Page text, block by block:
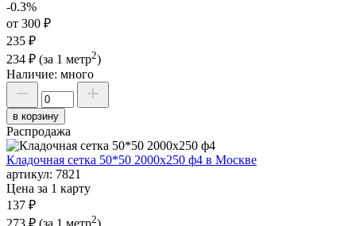
-0.3%
от 300 ₽
235 ₽
234 ₽ (за 1 метр2)
Наличие: много
в корзину
Распродажа
Кладочная сетка 50*50 2000х250 ф4 в Москве
артикул: 7821
Цена за 1 карту
137 ₽
2